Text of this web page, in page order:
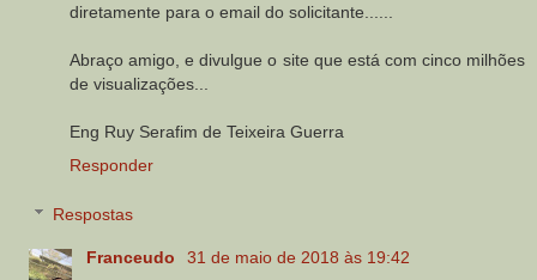
diretamente para o email do solicitante......
Abraço amigo, e divulgue o site que está com cinco milhões
de visualizações...
Eng Ruy Serafim de Teixeira Guerra
Responder
Respostas
Franceudo
31 de maio de 2018 às 19:42